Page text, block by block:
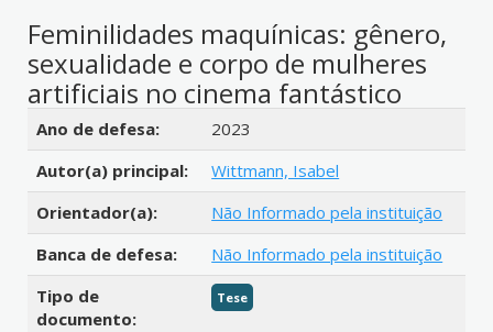
Feminilidades maquínicas: gênero,
sexualidade e corpo de mulheres
artificiais no cinema fantástico
Detalhes bibliográficos
Ano de defesa:
2023
Autor(a) principal:
Wittmann, Isabel
Orientador(a):
Não Informado pela instituição
Banca de defesa:
Não Informado pela instituição
Tipo de
documento:
Tese